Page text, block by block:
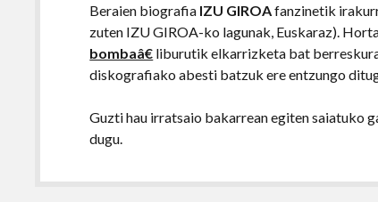
Beraien biografia IZU GIROAfanzinetik
zuten IZU GIROA-ko lagunak, Euskaraz).
bombaâ€ liburutik elkarrizketa bat
diskografiako abesti batzuk ere entzungo
Guzti hau irratsaio bakarrean egiten saiatuko
dugu.